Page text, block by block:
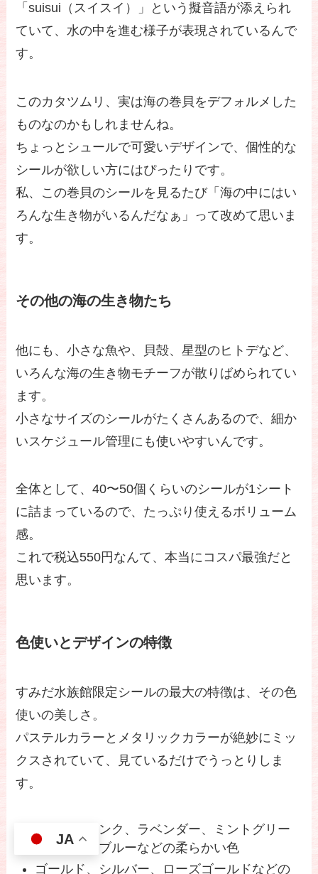
「suisui（スイスイ）」という擬音語が添えられ
ていて、水の中を進む様子が表現されているんで
す。
このカタツムリ、実は海の巻貝をデフォルメした
ものなのかもしれませんね。
ちょっとシュールで可愛いデザインで、個性的な
シールが欲しい方にはぴったりです。
私、この巻貝のシールを見るたび「海の中にはい
ろんな生き物がいるんだなぁ」って改めて思いま
す。
その他の海の生き物たち
他にも、小さな魚や、貝殻、星型のヒトデなど、
いろんな海の生き物モチーフが散りばめられてい
ます。
小さなサイズのシールがたくさんあるので、細か
いスケジュール管理にも使いやすいんです。
全体として、40〜50個くらいのシールが1シート
に詰まっているので、たっぷり使えるボリューム
感。
これで税込550円なんて、本当にコスパ最強だと
思います。
色使いとデザインの特徴
すみだ水族館限定シールの最大の特徴は、その色
使いの美しさ。
パステルカラーとメタリックカラーが絶妙にミッ
クスされていて、見ているだけでうっとりしま
す。
パステルピンク、ラベンダー、ミントグリー
ン、ベビーブルーなどの柔らかい色
ゴールド、シルバー、ローズゴールドなどの
JA